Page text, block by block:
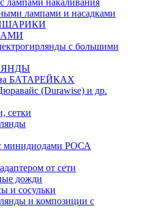
лампами накаливания
лампами и насадками
с большими
на БАТАРЕЙКАХ
(Durawise) и др.
сетки
минидиодами РОСА
от сети
дожди
и сосульки
и композиции с